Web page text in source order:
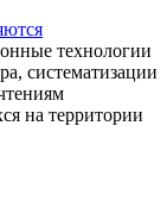
технологии
систематизации
на территории